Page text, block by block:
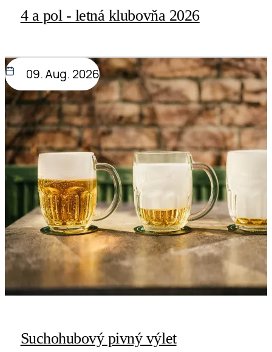
4 a pol - letná klubovňa 2026
09. Aug. 2026
Suchohubový pivný výlet